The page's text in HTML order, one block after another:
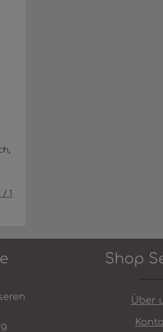
/ 1
Gib den
Warenkorb Shop
Über